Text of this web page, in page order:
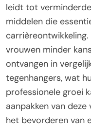
leidt tot
middelen die
vrouwen minder
ontvangen in
tegenhangers, wat
professionele groei
aanpakken van
het bevorderen van